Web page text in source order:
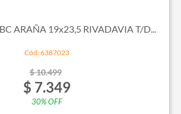
ARAÑA 19x23,5 RIVADAVIA T/D...
Cód: 6387023
$ 10.499
$ 7.349
30% OFF